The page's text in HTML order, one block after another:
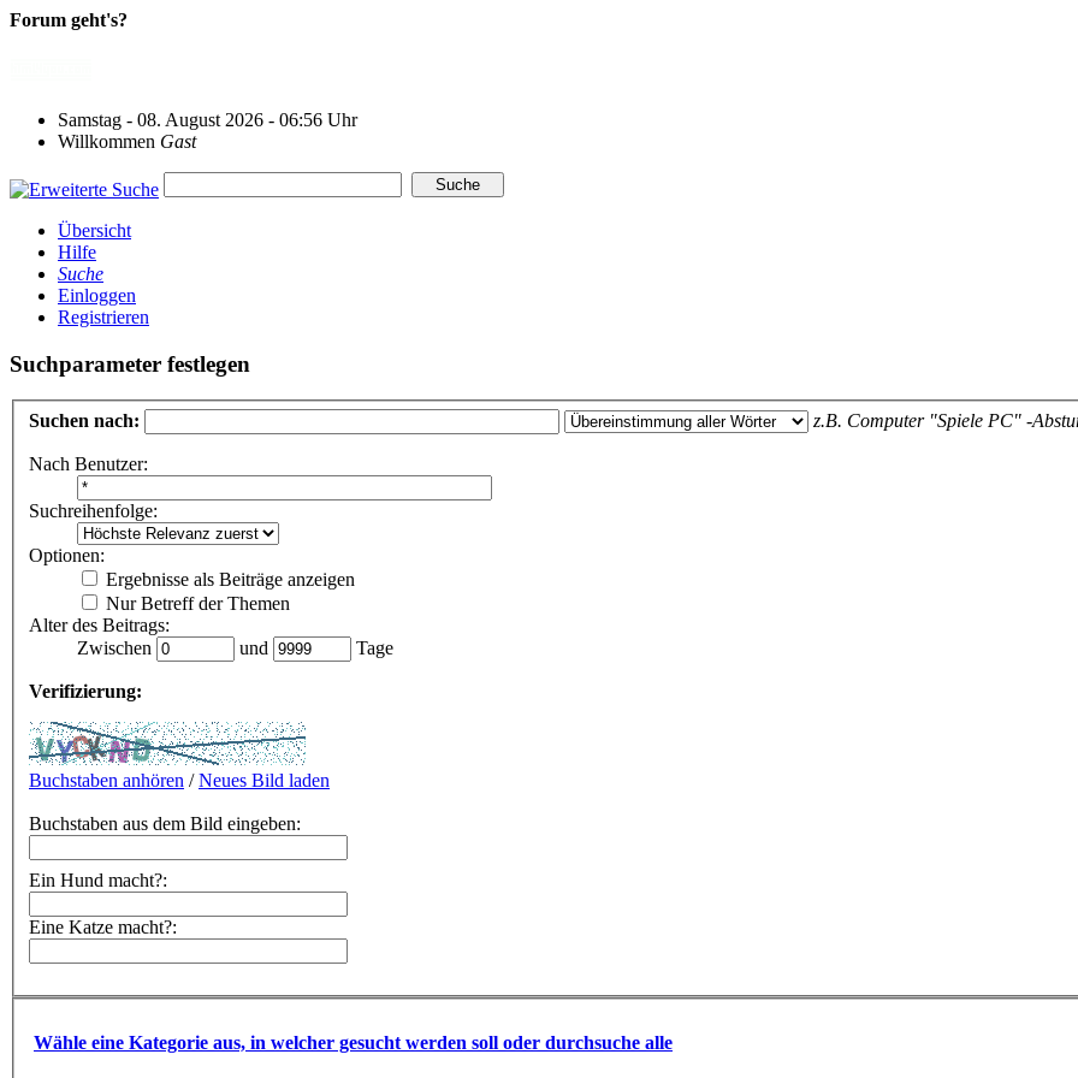
Forum geht's?
Samstag - 08. August 2026 - 06:56 Uhr
Willkommen Gast
Übersicht
Hilfe
Suche
Einloggen
Registrieren
Suchparameter festlegen
Suchen nach: z.B. Computer "Spiele PC" -
Nach Benutzer:
Suchreihenfolge:
Optionen:
Ergebnisse als Beiträge anzeigen
Nur Betreff der Themen
Alter des Beitrags:
Zwischen
und Tage
Verifizierung:
Buchstaben anhören /Neues Bild laden
Buchstaben aus dem Bild eingeben:
Ein Hund macht?:
Eine Katze macht?:
Wähle eine Kategorie aus, in welcher gesucht werden soll oder durchsuche alle